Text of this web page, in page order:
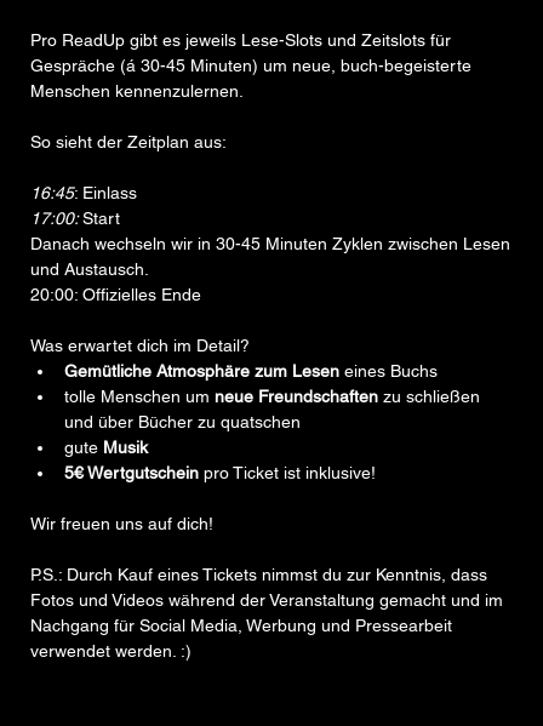
Pro ReadUp gibt es jeweils Lese-Slots und Zeitslots für
Gespräche (á 30-45 Minuten) um neue, buch-begeisterte
Menschen kennenzulernen.
So sieht der Zeitplan aus:
16:45: Einlass
17:00: Start
Danach wechseln wir in 30-45 Minuten Zyklen zwischen Lesen
und Austausch.
20:00: Offizielles Ende
Was erwartet dich im Detail?
Gemütliche Atmosphäre zum Lesen eines Buchs
tolle Menschen um neue Freundschaften zu schließen
und über Bücher zu quatschen
gute Musik
5€ Wertgutschein pro Ticket ist inklusive!
Wir freuen uns auf dich!
P.S.: Durch Kauf eines Tickets nimmst du zur Kenntnis, dass
Fotos und Videos während der Veranstaltung gemacht und im
Nachgang für Social Media, Werbung und Pressearbeit
verwendet werden. :)